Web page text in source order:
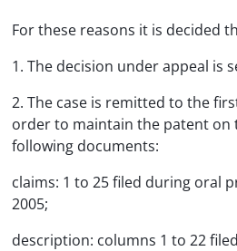
For these reasons it is decided
1. The decision under appeal is
2. The case is remitted to the
order to maintain the patent on
following documents:
claims: 1 to 25 filed during oral
2005;
description: columns 1 to 22